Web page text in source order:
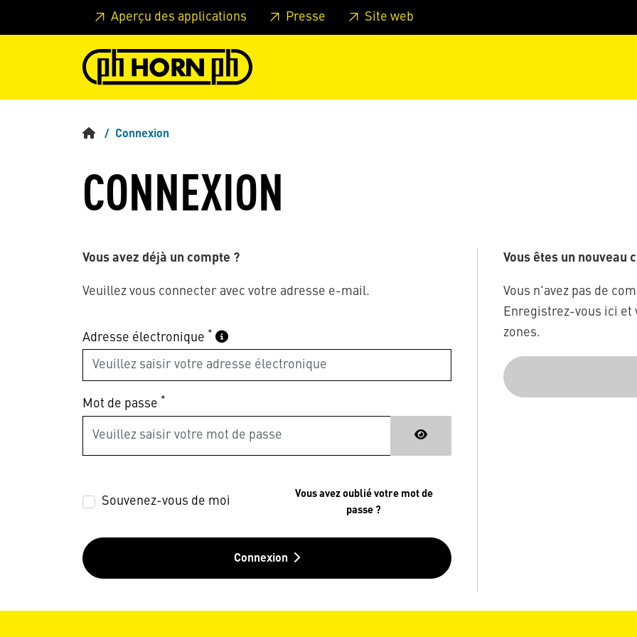
Skip to main content Passer à l'en-tête de la page Passer au pied de page
Aperçu des applications Presse Site web
Connexion
CONNEXION
Vous avez déjà un compte ?
Veuillez vous connecter avec votre adresse e-mail.
Adresse électronique *
Mot de passe *
Souvenez-vous de moi
Vous avez oublié votre mot de
passe ?
Connexion
Vous êtes un nouveau
Vous n'avez pas de
Enregistrez-vous ici et
zones.